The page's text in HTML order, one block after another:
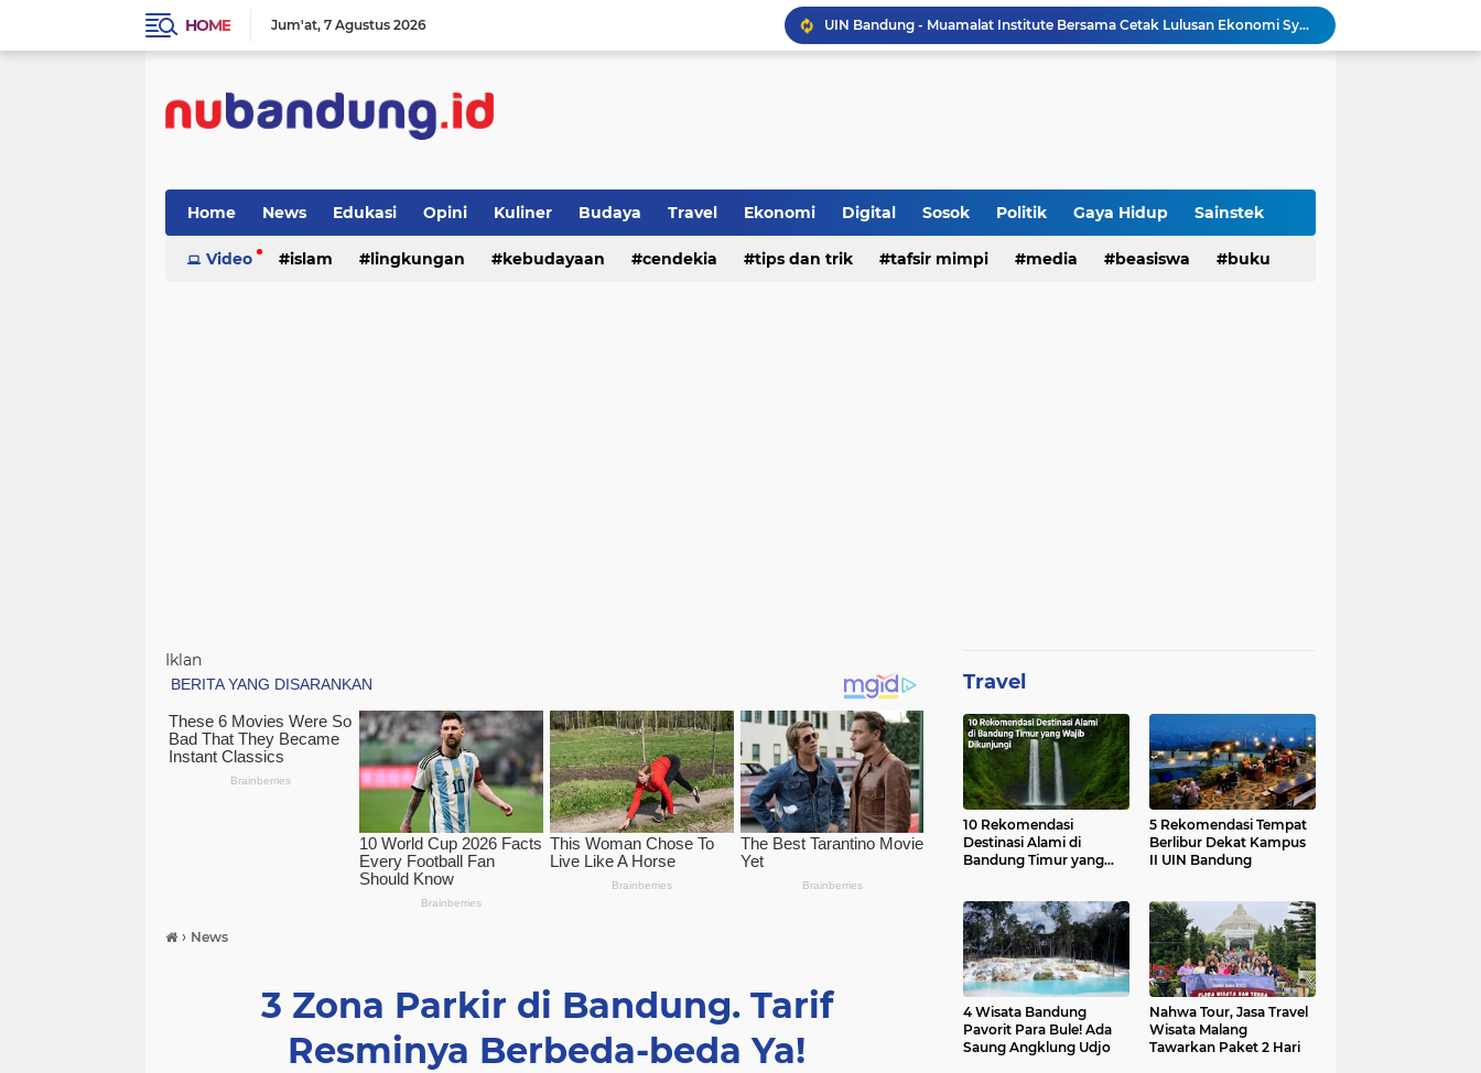
HOME Jum'at 7 Agustus 2026
UIN Bandung - Muamalat Institute Bersama Cetak Lulusan Ekonomi Syariah yang Kompeten dan Berkah
3 Narasumber Seminar PAI UIN Jakarta Soroti Polemik Anggaran Pendidikan untuk MBG
Jalan Redup Agama: Catatan untuk Munas-Kobes NU
Home News Edukasi Opini Kuliner Budaya Travel Ekonomi Digital Sosok Politik Gaya Hidup Sainstek
Video islam lingkungan kebudayaan cendekia tips dan trik tafsir mimpi media beasiswa buku
Iklan
› News
3 Zona Parkir di Bandung. Tarif
Resminya Berbeda-beda Ya!
Travel
10 Rekomendasi
Destinasi Alami di
Bandung Timur yang
5 Rekomendasi Tempat
Berlibur Dekat Kampus
II UIN Bandung
4 Wisata Bandung
Pavorit Para Bule! Ada
Saung Angklung Udjo
Nahwa Tour, Jasa Travel
Wisata Malang
Tawarkan Paket 2 Hari